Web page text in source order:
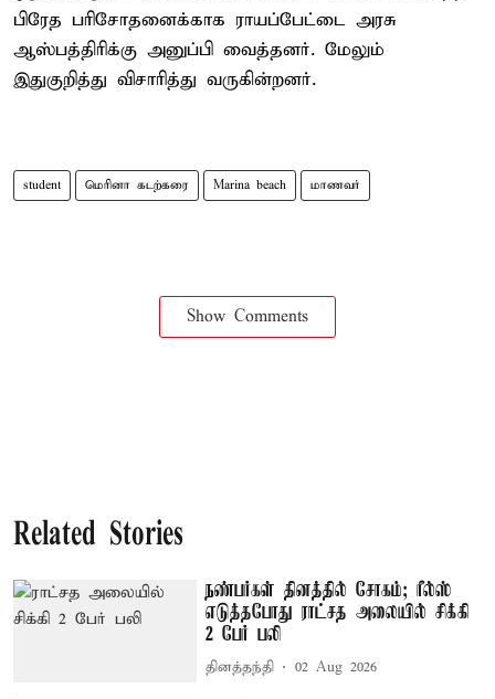
பிரேத பரிசோதனைக்காக ராயப்பேட்டை அரசு
ஆஸ்பத்திரிக்கு அனுப்பி வைத்தனர். மேலும்
இதுகுறித்து விசாரித்து வருகின்றனர்.
student மெரினா கடற்கரை Marina beach மாணவர்
Show Comments
Related Stories
நண்பர்கள் தினத்தில் சோகம்; ரீல்ஸ்
எடுத்தபோது ராட்சத அலையில் சிக்கி
2 பேர் பலி
தினத்தந்தி 02 Aug 2026